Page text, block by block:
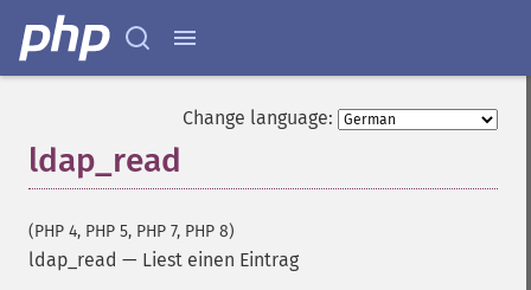
Change language:
ldap_read
(PHP 4, PHP 5, PHP 7, PHP 8)
ldap_read — Liest einen Eintrag